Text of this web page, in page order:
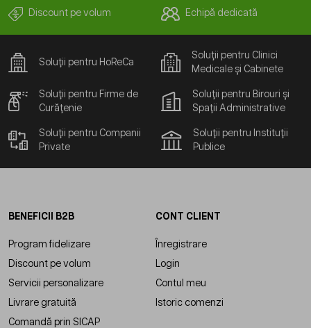
Discount pe volum Echipă dedicată
Soluții pentru HoReCa
Soluții pentru Clinici
Medicale și Cabinete
Soluții pentru Firme de
Curățenie
Soluții pentru Birouri și
Spații Administrative
Soluții pentru Companii
Private
Soluții pentru Instituții
Publice
BENEFICII B2B
Program fidelizare
Discount pe volum
Servicii personalizare
Livrare gratuită
Comandă prin SICAP
CONT CLIENT
Înregistrare
Login
Contul meu
Istoric comenzi